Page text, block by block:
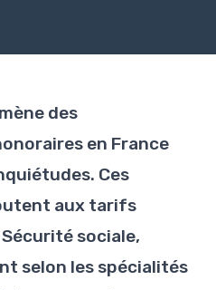
des
en France
Ces
aux tarifs
sociale,
selon les spécialités